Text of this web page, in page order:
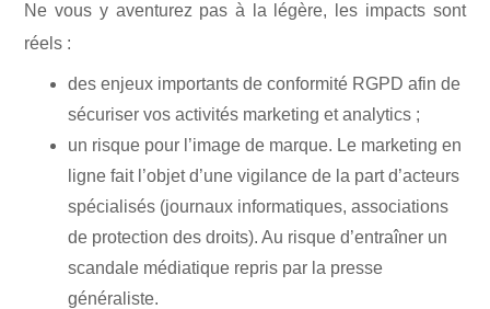
Ne vous y aventurez pas à la légère, les impacts sont
réels :
des enjeux importants de conformité RGPD afin de
sécuriser vos activités marketing et analytics ;
un risque pour l’image de marque. Le marketing en
ligne fait l’objet d’une vigilance de la part d’acteurs
spécialisés (journaux informatiques, associations
de protection des droits). Au risque d’entraîner un
scandale médiatique repris par la presse
généraliste.